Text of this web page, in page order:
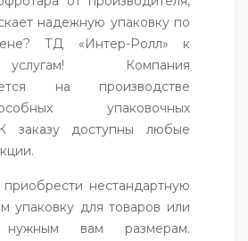
надежную упаковку по
ТД «Интер-Ролл» к
Компания
на производстве
упаковочных
заказу доступны любые
нестандартную
упаковку для товаров или
вам размерам.